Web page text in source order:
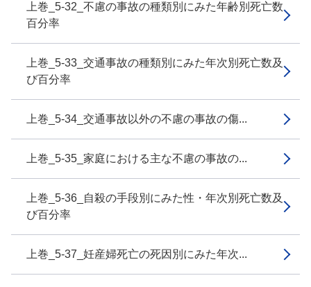
上巻_5-32_不慮の事故の種類別にみた年齢別死亡数
百分率
上巻_5-33_交通事故の種類別にみた年次別死亡数及
び百分率
上巻_5-34_交通事故以外の不慮の事故の傷...
上巻_5-35_家庭における主な不慮の事故の...
上巻_5-36_自殺の手段別にみた性・年次別死亡数及
び百分率
上巻_5-37_妊産婦死亡の死因別にみた年次...